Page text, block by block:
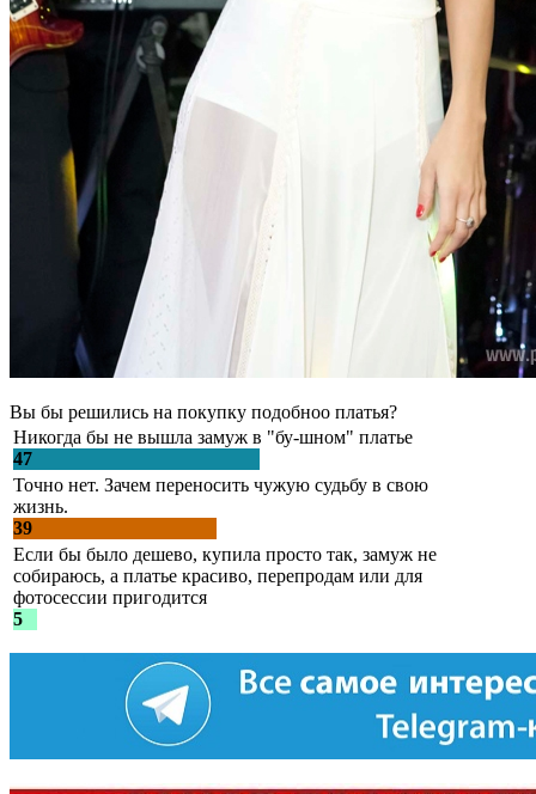
Вы бы решились на покупку подобноо платья?
Никогда бы не вышла замуж в "бу-шном" платье
47
Точно нет. Зачем переносить чужую судьбу в свою
жизнь.
39
Если бы было дешево, купила просто так, замуж не
собираюсь, а платье красиво, перепродам или для
фотосессии пригодится
5